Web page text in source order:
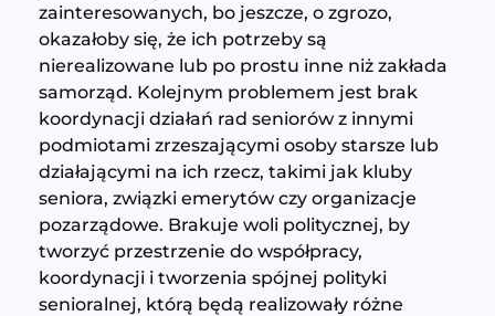
zainteresowanych, bo jeszcze, o zgrozo,
okazałoby się, że ich potrzeby są
nierealizowane lub po prostu inne niż zakłada
samorząd. Kolejnym problemem jest brak
koordynacji działań rad seniorów z innymi
podmiotami zrzeszającymi osoby starsze lub
działającymi na ich rzecz, takimi jak kluby
seniora, związki emerytów czy organizacje
pozarządowe. Brakuje woli politycznej, by
tworzyć przestrzenie do współpracy,
koordynacji i tworzenia spójnej polityki
senioralnej, którą będą realizowały różne